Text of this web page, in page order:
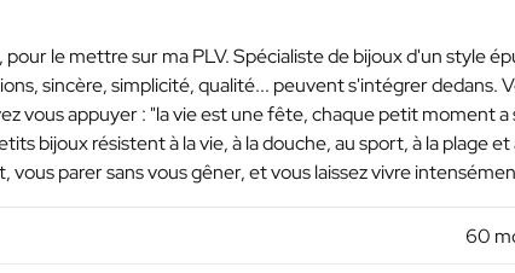
le mettre sur ma PLV. Spécialiste de bijoux d'un style
sincère, simplicité, qualité... peuvent s'intégrer dedans.
vous appuyer : "la vie est une fête, chaque petit moment a
bijoux résistent à la vie, à la douche, au sport, à la plage
parer sans vous gêner, et vous laissez vivre
60